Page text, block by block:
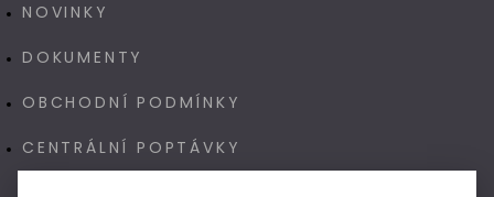
NOVINKY
DOKUMENTY
OBCHODNÍ PODMÍNKY
CENTRÁLNÍ POPTÁVKY